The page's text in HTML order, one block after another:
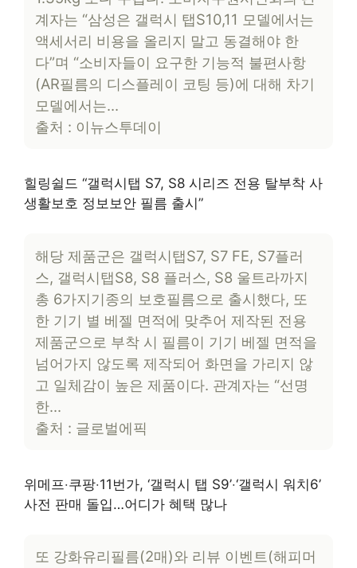
계자는 “삼성은 갤럭시 탭S10,11 모델에서는
액세서리 비용을 올리지 말고 동결해야 한
다”며 “소비자들이 요구한 기능적 불편사항
(AR필름의 디스플레이 코팅 등)에 대해 차기
모델에서는…
출처 : 이뉴스투데이
힐링쉴드 “갤럭시탭 S7, S8 시리즈 전용 탈부착 사
생활보호 정보보안 필름 출시”
해당 제품군은 갤럭시탭S7, S7 FE, S7플러
스, 갤럭시탭S8, S8 플러스, S8 울트라까지
총 6가지기종의 보호필름으로 출시했다, 또
한 기기 별 베젤 면적에 맞추어 제작된 전용
제품군으로 부착 시 필름이 기기 베젤 면적을
넘어가지 않도록 제작되어 화면을 가리지 않
고 일체감이 높은 제품이다. 관계자는 “선명
한…
출처 : 글로벌에픽
위메프‧쿠팡‧11번가, ‘갤럭시 탭 S9’‧‘갤럭시 워치6’
사전 판매 돌입…어디가 혜택 많나
또 강화유리필름(2매)와 리뷰 이벤트(해피머